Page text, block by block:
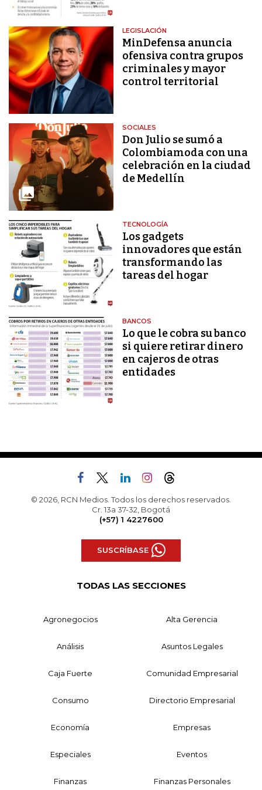
LEGISLACIÓN
MinDefensa anuncia
ofensiva contra grupos
criminales y mayor
control territorial
SOCIALES
Don Julio se sumó a
Colombiamoda con una
celebración en la ciudad
de Medellín
TECNOLOGÍA
Los gadgets
innovadores que están
transformando las
tareas del hogar
BANCOS
Lo que le cobra su banco
si quiere retirar dinero
en cajeros de otras
entidades
© 2026, RCN Medios. Todos los derechos reservados.
Cr. 13a 37-32, Bogotá
(+57) 1 4227600
SUSCRÍBASE
TODAS LAS SECCIONES
Agronegocios Alta Gerencia
Análisis Asuntos Legales
Caja Fuerte Comunidad Empresarial
Consumo Directorio Empresarial
Economía Empresas
Especiales Eventos
Finanzas Finanzas Personales